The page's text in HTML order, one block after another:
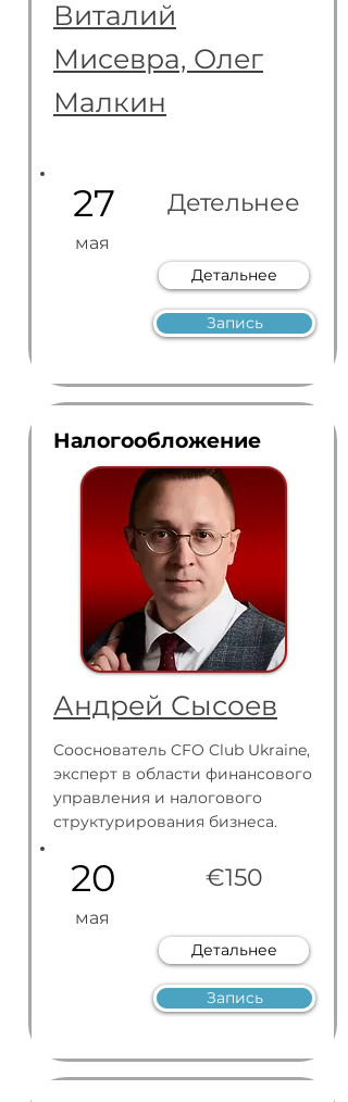
Виталий
Мисевра, Олег
Малкин
27
мая
Детельнее
Детальнее
Запись
Налогообложение
Андрей Сысоев
Сооснователь CFO Club Ukraine,
эксперт в области финансового
управления и налогового
структурирования бизнеса.
20
мая
€150
Детальнее
Запись